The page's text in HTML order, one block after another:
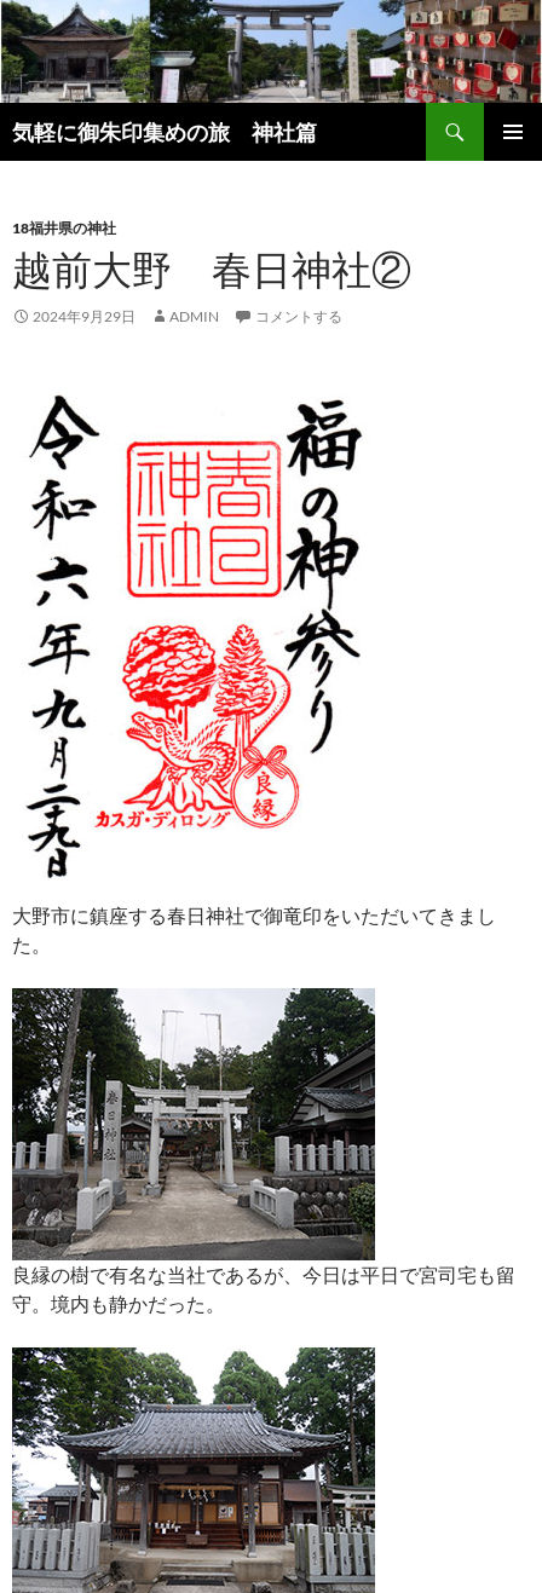
コ
ン
テ
ン
ツ
へ
プ
気軽に御朱印集めの旅 神社篇
索
18福井県の神社
越前大野 春日神社②
2024年9月29日 ADMIN コメントする
大野市に鎮座する春日神社で御竜印をいただいてきまし
た。
良縁の樹で有名な当社であるが、今日は平日で宮司宅も留
守。境内も静かだった。